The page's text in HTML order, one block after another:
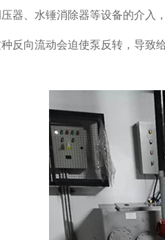
、水锤消除器等设备的介入，
向流动会迫使泵反转，导致给